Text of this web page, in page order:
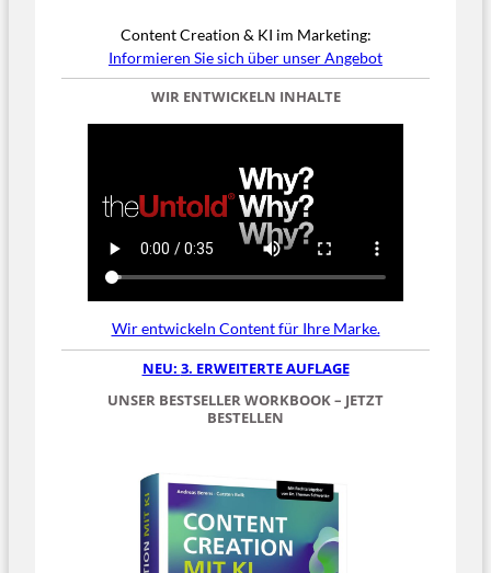
Content Creation & KI im Marketing:
Informieren Sie sich über unser Angebot
WIR ENTWICKELN INHALTE
Wir entwickeln Content für Ihre Marke.
NEU: 3. ERWEITERTE AUFLAGE
UNSER BESTSELLER WORKBOOK – JETZT
BESTELLEN